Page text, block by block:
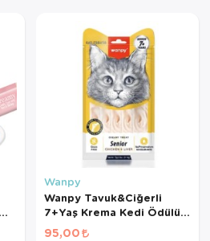
Wanpy
Wanpy Tavuk&Ciğerli
7+Yaş Krema Kedi Ödülü
14Gr*5 Adet
95,00